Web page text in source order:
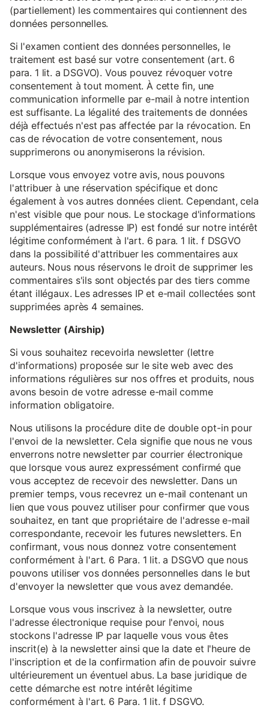
(partiellement) les commentaires qui contiennent des
données personnelles.
Si l'examen contient des données personnelles, le
traitement est basé sur votre consentement (art. 6
para. 1 lit. a DSGVO). Vous pouvez révoquer votre
consentement à tout moment. À cette fin, une
communication informelle par e-mail à notre intention
est suffisante. La légalité des traitements de données
déjà effectués n'est pas affectée par la révocation. En
cas de révocation de votre consentement, nous
supprimerons ou anonymiserons la révision.
Lorsque vous envoyez votre avis, nous pouvons
l'attribuer à une réservation spécifique et donc
également à vos autres données client. Cependant, cela
n'est visible que pour nous. Le stockage d'informations
supplémentaires (adresse IP) est fondé sur notre intérêt
légitime conformément à l'art. 6 para. 1 lit. f DSGVO
dans la possibilité d'attribuer les commentaires aux
auteurs. Nous nous réservons le droit de supprimer les
commentaires s'ils sont objectés par des tiers comme
étant illégaux. Les adresses IP et e-mail collectées sont
supprimées après 4 semaines.
Newsletter (Airship)
Si vous souhaitez recevoirla newsletter (lettre
d'informations) proposée sur le site web avec des
informations régulières sur nos offres et produits, nous
avons besoin de votre adresse e-mail comme
information obligatoire.
Nous utilisons la procédure dite de double opt-in pour
l'envoi de la newsletter. Cela signifie que nous ne vous
enverrons notre newsletter par courrier électronique
que lorsque vous aurez expressément confirmé que
vous acceptez de recevoir des newsletter. Dans un
premier temps, vous recevrez un e-mail contenant un
lien que vous pouvez utiliser pour confirmer que vous
souhaitez, en tant que propriétaire de l'adresse e-mail
correspondante, recevoir les futures newsletters. En
confirmant, vous nous donnez votre consentement
conformément à l'art. 6 Para. 1 lit. a DSGVO que nous
pouvons utiliser vos données personnelles dans le but
d'envoyer la newsletter que vous avez demandée.
Lorsque vous vous inscrivez à la newsletter, outre
l'adresse électronique requise pour l'envoi, nous
stockons l'adresse IP par laquelle vous vous êtes
inscrit(e) à la newsletter ainsi que la date et l'heure de
l'inscription et de la confirmation afin de pouvoir suivre
ultérieurement un éventuel abus. La base juridique de
cette démarche est notre intérêt légitime
conformément à l'art. 6 Para. 1 lit. f DSGVO.